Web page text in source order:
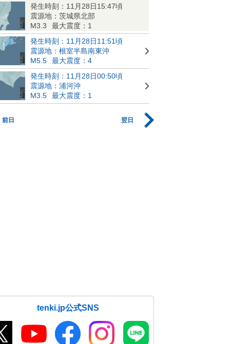
発生時刻：11月28日15:47頃
震源地：茨城県北部
M3.3
最大震度：1
発生時刻：11月28日11:51頃
震源地：根室半島南東沖
M5.5
最大震度：4
発生時刻：11月28日00:50頃
震源地：浦河沖
M3.5
最大震度：1
前日 翌日
tenki.jp公式SNS